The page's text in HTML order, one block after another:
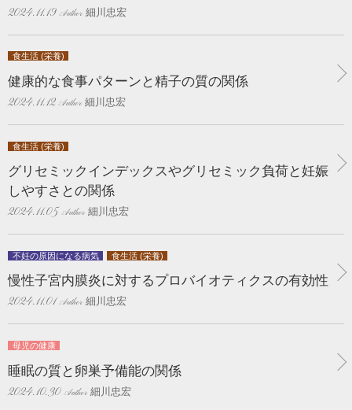
2024.11.19 細川忠宏
食生活 (栄養)
健康的な食事パターンと精子の質の関係
2024.11.12 細川忠宏
食生活 (栄養)
グリセミックインデックスやグリセミック負荷と妊娠
しやすさとの関係
2024.11.05 細川忠宏
不妊の原因になる病気 食生活 (栄養)
慢性子宮内膜炎に対するプロバイオティクスの有効性
2024.11.01 細川忠宏
母児の健康
睡眠の質と卵巣予備能の関係
2024.10.30 細川忠宏